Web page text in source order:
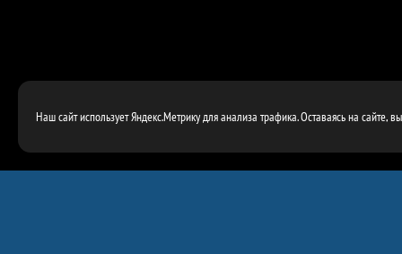
Наш сайт использует Яндекс.Метрику для анализа трафика. Оставаясь на сайте,